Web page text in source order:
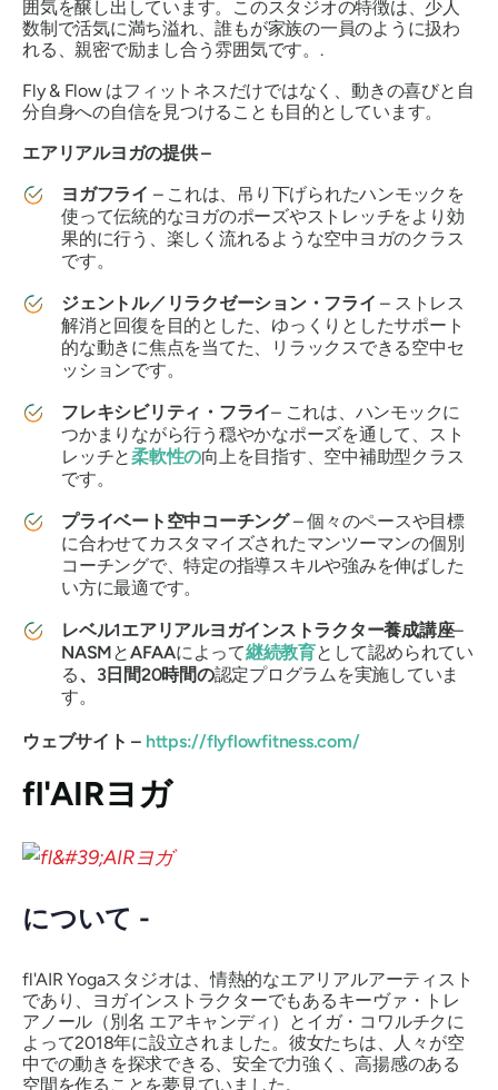
囲気を醸し出しています。このスタジオの特徴は、少人
数制で活気に満ち溢れ、誰もが家族の一員のように扱わ
れる、親密で励まし合う雰囲気です。.
Fly & Flow はフィットネスだけではなく、動きの喜びと自
分自身への自信を見つけることも目的としています。
エアリアルヨガの提供 –
ヨガフライ – これは、吊り下げられたハンモックを
使って伝統的なヨガのポーズやストレッチをより効
果的に行う、楽しく流れるような空中ヨガのクラス
です。
ジェントル／リラクゼーション・フライ – ストレス
解消と回復を目的とした、ゆっくりとしたサポート
的な動きに焦点を当てた、リラックスできる空中セ
ッションです。
フレキシビリティ・フライ– これは、ハンモックに
つかまりながら行う穏やかなポーズを通して、スト
レッチと柔軟性の向上を目指す、空中補助型クラス
です。
プライベート空中コーチング– 個々のペースや目標
に合わせてカスタマイズされたマンツーマンの個別
コーチングで、特定の指導スキルや強みを伸ばした
い方に最適です。
レベル1エアリアルヨガインストラクター養成講座–
NASMとAFAAによって継続教育として認められてい
る、3日間20時間の認定プログラムを実施していま
す。
ウェブサイト – https://flyflowfitness.com/
fl'AIRヨガ
について -
fl'AIR Yogaスタジオは、情熱的なエアリアルアーティスト
であり、ヨガインストラクターでもあるキーヴァ・トレ
アノール（別名 エアキャンディ ）とイガ・コワルチクに
よって2018年に設立されました。彼女たちは、人々が空
中での動きを探求できる、安全で力強く、高揚感のある
空間を作ることを夢見ていました。